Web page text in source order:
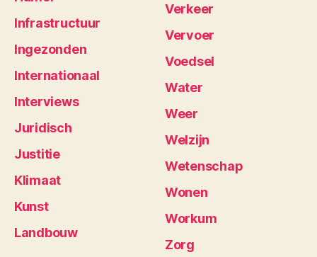
Infrastructuur
Ingezonden
Internationaal
Interviews
Juridisch
Justitie
Klimaat
Kunst
Landbouw
Verkeer
Vervoer
Voedsel
Water
Weer
Welzijn
Wetenschap
Wonen
Workum
Zorg